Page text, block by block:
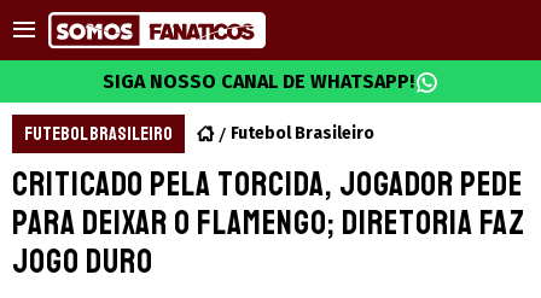
SIGA NOSSO CANAL DE WHATSAPP!
FUTEBOL BRASILEIRO Futebol Brasileiro
Criticado pela torcida, jogador pede
para deixar o Flamengo; diretoria faz
jogo duro